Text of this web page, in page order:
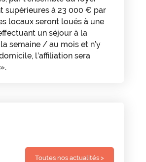
supérieures à 23 000 € par
locaux seront loués à une
un séjour à la
semaine / au mois et n’y
l’affiliation sera
Toutes nos actualités >